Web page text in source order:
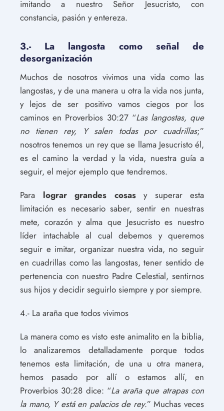
imitando a nuestro Señor Jesucristo, con
constancia, pasión y entereza.
3.- La langosta como señal de
desorganización
Muchos de nosotros vivimos una vida como las
langostas, y de una manera u otra la vida nos junta,
y lejos de ser positivo vamos ciegos por los
caminos en Proverbios 30:27 “Las langostas, que
no tienen rey, Y salen todas por cuadrillas;”
nosotros tenemos un rey que se llama Jesucristo él,
es el camino la verdad y la vida, nuestra guía a
seguir, el mejor ejemplo que tendremos.
Para lograr grandes cosasy superar esta
limitación es necesario saber, sentir en nuestras
mete, corazón y alma que Jesucristo es nuestro
líder intachable al cual debemos y queremos
seguir e imitar, organizar nuestra vida, no seguir
en cuadrillas como las langostas, tener sentido de
pertenencia con nuestro Padre Celestial, sentirnos
sus hijos y decidir seguirlo siempre y por siempre.
4.- La araña que todos vivimos
La manera como es visto este animalito en la biblia,
lo analizaremos detalladamente porque todos
tenemos esta limitación, de una u otra manera,
hemos pasado por allí o estamos allí, en
Proverbios 30:28 dice: “La araña que atrapas con
la mano, Y está en palacios de rey.” Muchas veces